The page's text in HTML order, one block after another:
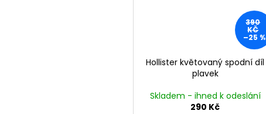
390
KČ
–25 %
Hollister květovaný spodní díl
plavek
Skladem - ihned k odeslání
290 Kč